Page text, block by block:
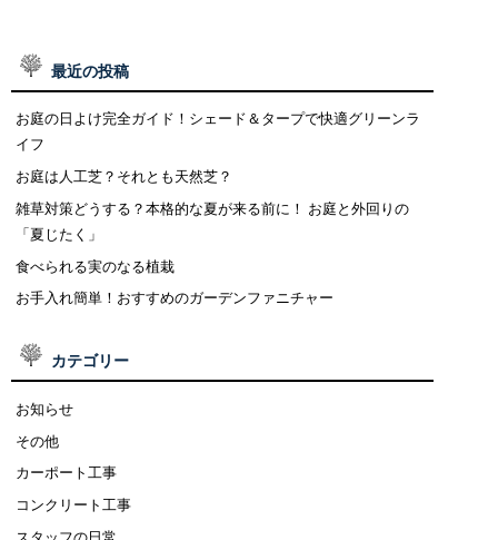
最近の投稿
お庭の日よけ完全ガイド！シェード＆タープで快適グリーンラ
イフ
お庭は人工芝？それとも天然芝？
雑草対策どうする？本格的な夏が来る前に！ お庭と外回りの
「夏じたく」
食べられる実のなる植栽
お手入れ簡単！おすすめのガーデンファニチャー
カテゴリー
お知らせ
その他
カーポート工事
コンクリート工事